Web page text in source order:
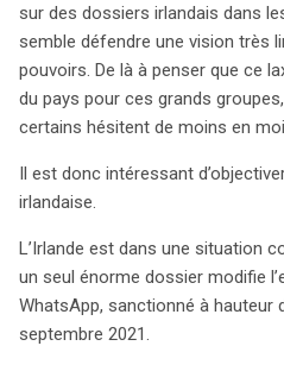
sur des dossiers irlandais dans
semble défendre une vision très
pouvoirs. De là à penser que ce
du pays pour ces grands groupes,
certains hésitent de moins en
Il est donc intéressant
irlandaise.
L’Irlande est dans une situation
un seul énorme dossier modifie
WhatsApp, sanctionné à hauteur
septembre 2021.